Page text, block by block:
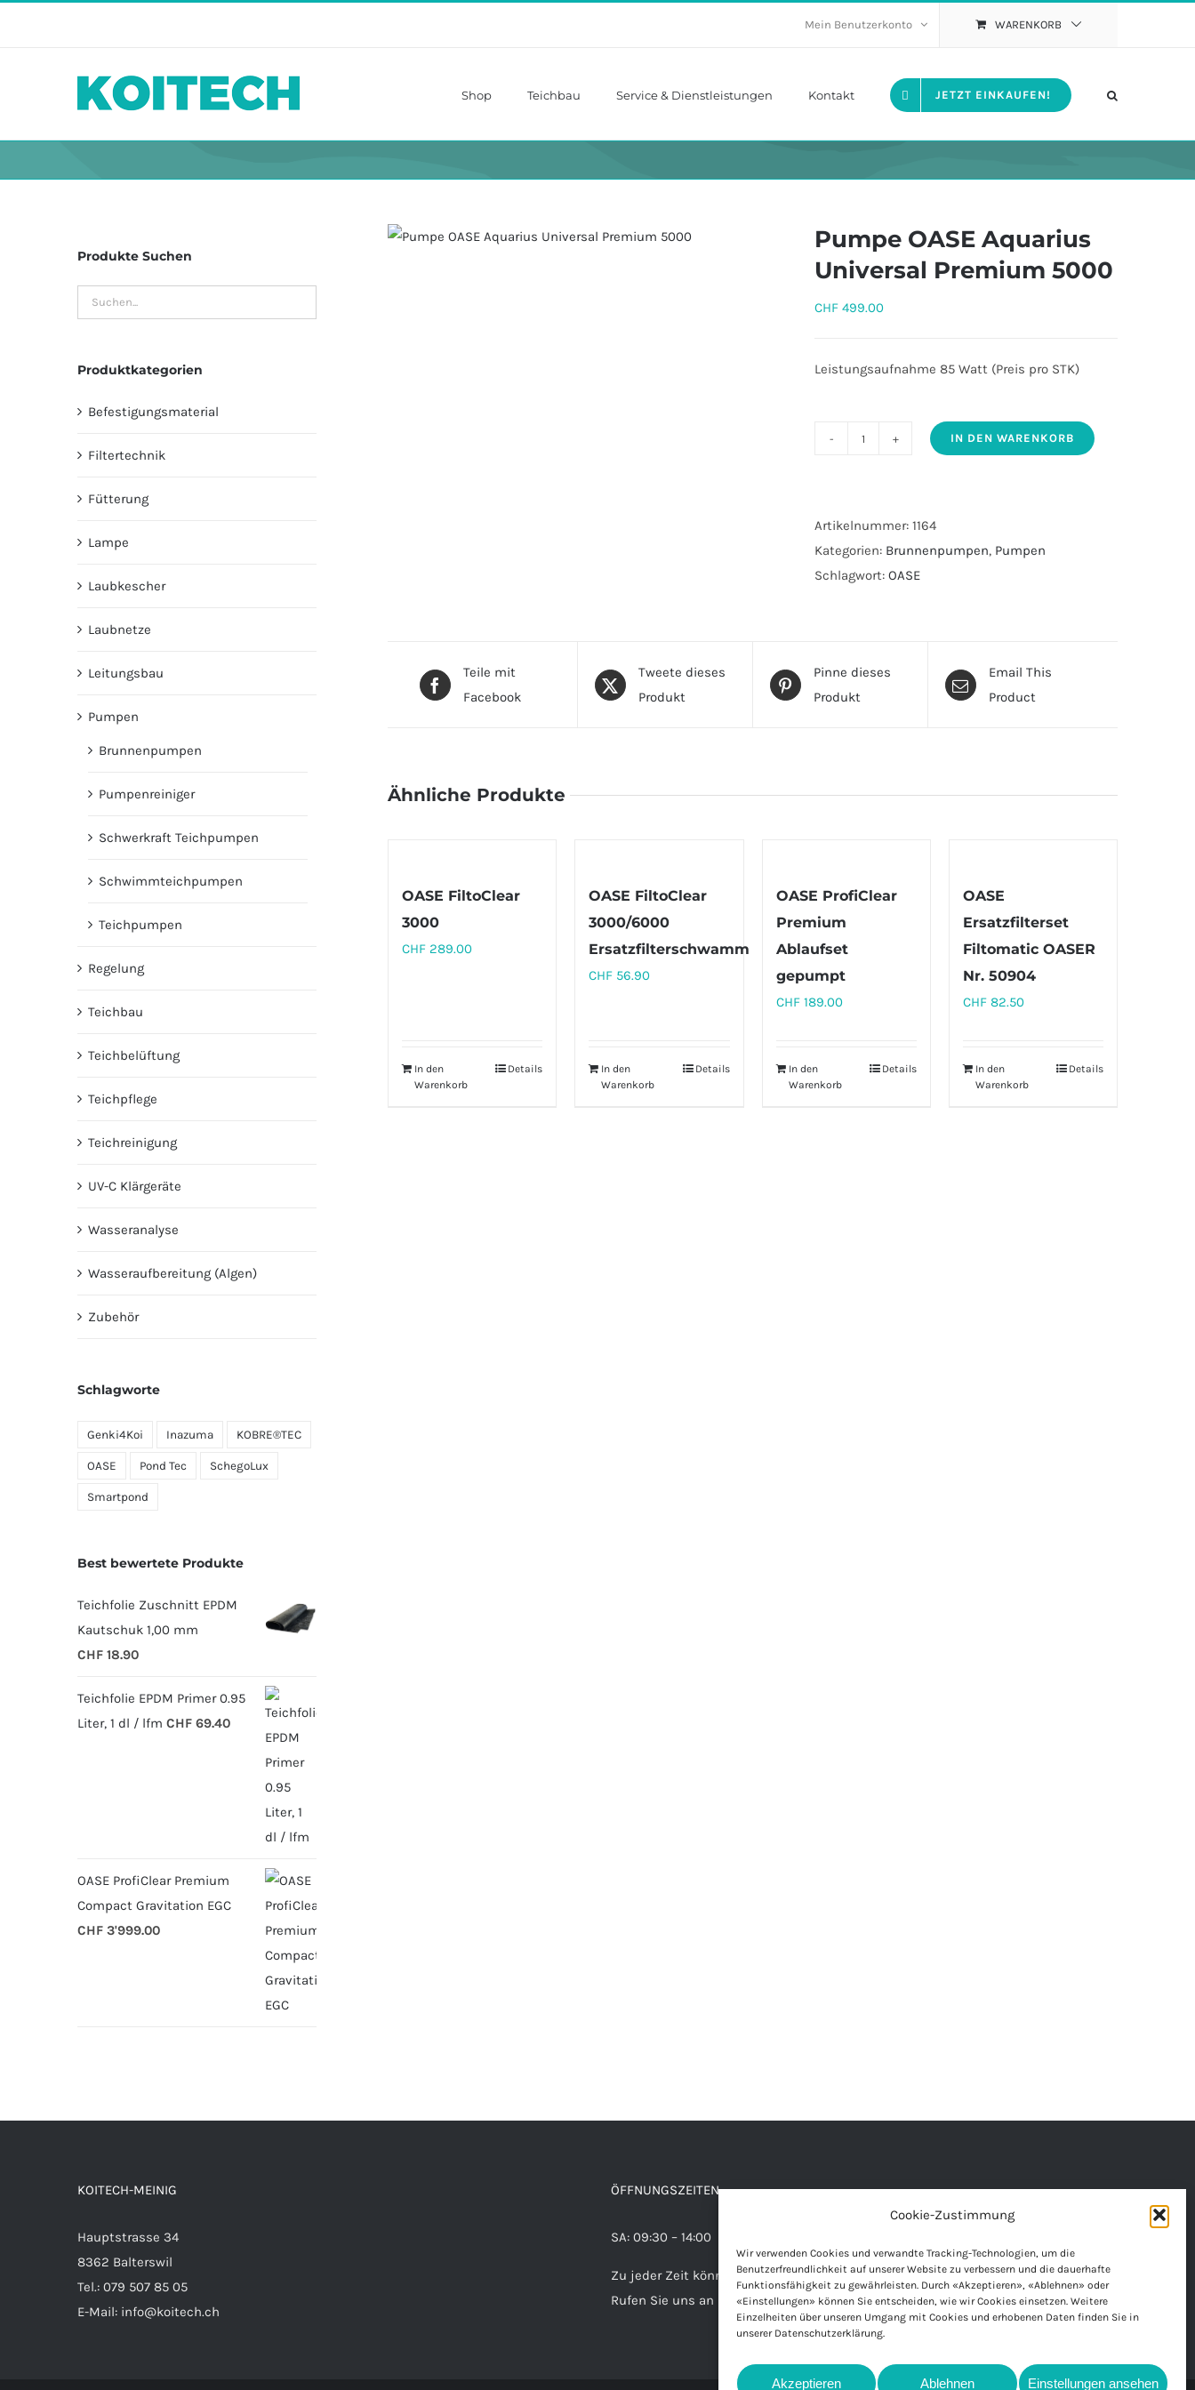
Cookie-Zustimmung
Wir verwenden Cookies und verwandte Tracking-Technologien, um die
Benutzerfreundlichkeit auf unserer Website zu verbessern und die dauerhafte
Funktionsfähig­keit zu gewährleisten. Durch «Akzeptieren», «Ablehnen» oder
«Einstellungen» können Sie entscheiden, wie wir Cookies einsetzen. Weitere
Einzelheiten über unseren Umgang mit Cookies und erhobenen Daten finden Sie in
unserer Datenschutzerklärung.
Akzeptieren Ablehnen Einstellungen ansehen
Mein Benutzerkonto WARENKORB
Shop Teichbau Service & Dienstleistungen Kontakt JETZT EINKAUFEN!
Pumpe OASE Aquarius
Universal Premium 5000
CHF 499.00
Leistungsaufnahme 85 Watt (Preis pro STK)
Universal
Premium
5000
IN DEN WARENKORB
Artikelnummer:1164
Kategorien: Brunnenpumpen, Pumpen
Schlagwort:OASE
Teile mit
Facebook
Tweete dieses
Produkt
Pinne dieses
Produkt
Email This
Product
Ähnliche Produkte
OASE FiltoClear
3000
CHF 289.00
In den
Warenkorb
Details
OASE FiltoClear
3000/6000
Ersatzfilterschwamm
CHF 56.90
In den
Warenkorb
Details
OASE ProfiClear
Premium
Ablaufset
gepumpt
CHF189.00
In den
Warenkorb
Details
OASE
Ersatzfilterset
Filtomatic OASER
Nr. 50904
CHF82.50
In den
Warenkorb
Details
Produkte Suchen
Produktkategorien
Befestigungsmaterial
Filtertechnik
Fütterung
Lampe
Laubkescher
Laubnetze
Leitungsbau
Pumpen
Brunnenpumpen
Pumpenreiniger
Schwerkraft Teichpumpen
Schwimmteichpumpen
Teichpumpen
Regelung
Teichbau
Teichbelüftung
Teichpflege
Teichreinigung
UV-C Klärgeräte
Wasseranalyse
Wasseraufbereitung (Algen)
Zubehör
Schlagworte
Genki4Koi Inazuma KOBRE®TEC
OASE Pond Tec SchegoLux
Smartpond
Best bewertete Produkte
Teichfolie Zuschnitt EPDM
Kautschuk 1,00 mm
CHF 18.90
Teichfolie EPDM Primer 0.95
Liter, 1 dl / lfm CHF 69.40
OASE ProfiClear Premium
Compact Gravitation EGC
CHF 3'999.00
KOITECH-MEINIG
Hauptstrasse 34
8362 Balterswil
Tel.: 079 507 85 05
E-Mail: info@koitech.ch
ÖFFNUNGSZEITEN
SA: 09:30 – 14:00
Zu jeder Zeit können Sie uns nach Voranmeldung besuchen.
Rufen Sie uns an und vereinbaren Sie einen Termin.